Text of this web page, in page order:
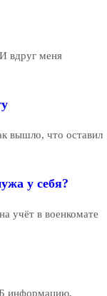
вдруг меня
вышло, что оставил
у себя?
учёт в военкомате
информацию,